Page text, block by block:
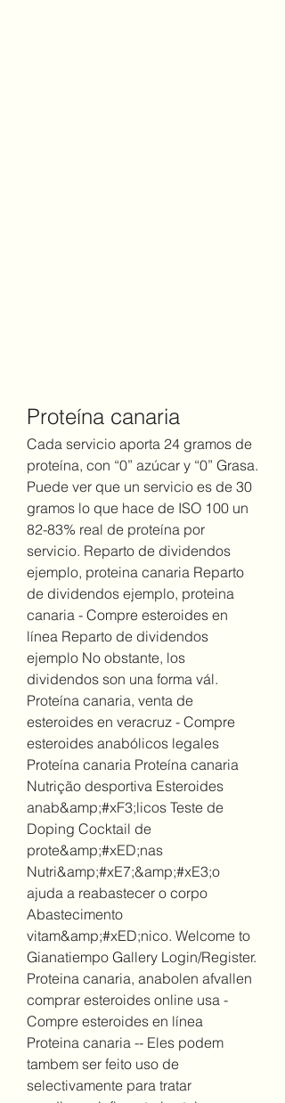
Proteína canaria
Cada servicio aporta 24 gramos de
proteína, con “0” azúcar y “0” Grasa.
Puede ver que un servicio es de 30
gramos lo que hace de ISO 100 un
82-83% real de proteína por
servicio. Reparto de dividendos
ejemplo, proteina canaria Reparto
de dividendos ejemplo, proteina
canaria - Compre esteroides en
línea Reparto de dividendos
ejemplo No obstante, los
dividendos son una forma vál.
Proteína canaria, venta de
esteroides en veracruz - Compre
esteroides anabólicos legales
Proteína canaria Proteína canaria
Nutrição desportiva Esteroides
anab&amp;#xF3;licos Teste de
Doping Cocktail de
prote&amp;#xED;nas
Nutri&amp;#xE7;&amp;#xE3;o
ajuda a reabastecer o corpo
Abastecimento
vitam&amp;#xED;nico. Welcome to
Gianatiempo Gallery Login/Register.
Proteina canaria, anabolen afvallen
comprar esteroides online usa -
Compre esteroides en línea
Proteina canaria -- Eles podem
tambem ser feito uso de
selectivamente para tratar